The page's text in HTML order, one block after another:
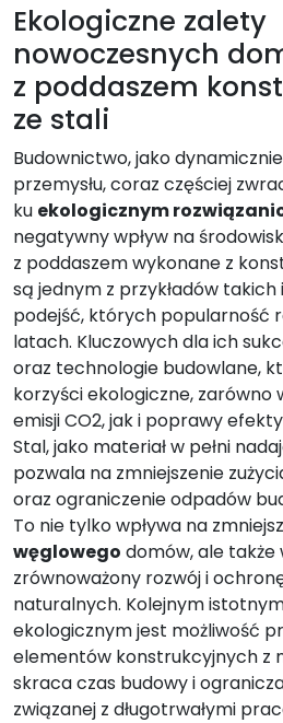
Ekologiczne zalety
nowoczesnych
z poddaszem
ze stali
Budownictwo, jako
przemysłu, coraz częściej
ku ekologicznym
negatywny wpływ na
z poddaszem wykonane z
są jednym z przykładów
podejść, których popularność
latach. Kluczowych dla ich
oraz technologie budowlane,
korzyści ekologiczne, zarówno
emisji CO2, jak i poprawy
Stal, jako materiał w pełni
pozwala na zmniejszenie
oraz ograniczenie odpadów
To nie tylko wpływa na
węglowego domów, ale także
zrównoważony rozwój i
naturalnych. Kolejnym
ekologicznym jest możliwość
elementów konstrukcyjnych z
skraca czas budowy i
związanej z długotrwałymi